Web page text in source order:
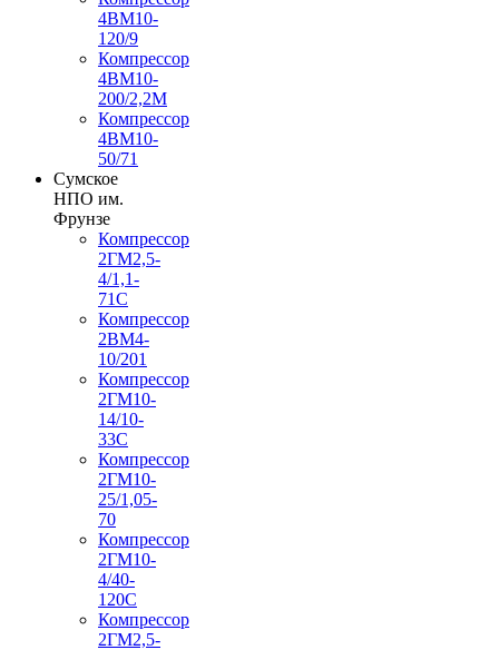
4ВМ10-
120/9
Компрессор
4ВМ10-
200/2,2М
Компрессор
4ВМ10-
50/71
Сумское
НПО им.
Фрунзе
Компрессор
2ГМ2,5-
4/1,1-
71С
Компрессор
2ВМ4-
10/201
Компрессор
2ГМ10-
14/10-
33С
Компрессор
2ГМ10-
25/1,05-
70
Компрессор
2ГМ10-
4/40-
120С
Компрессор
2ГМ2,5-